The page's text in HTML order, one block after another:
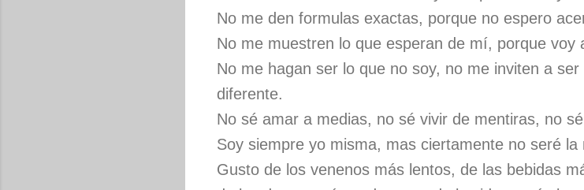
No me den formulas exactas, porque no espero
No me muestren lo que esperan de mí, porque voy
No me hagan ser lo que no soy, no me inviten a
diferente.
No sé amar a medias, no sé vivir de mentiras, no
Soy siempre yo misma, mas ciertamente no seré la
Gusto de los venenos más lentos, de las bebidas